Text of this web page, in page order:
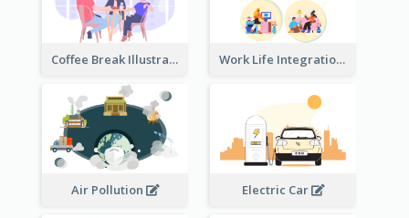
Coffee Break Illustration Work Life Integration
Air Pollution Electric Car